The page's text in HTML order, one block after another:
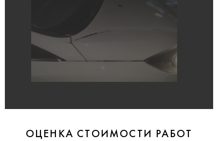
ОЦЕНКА СТОИМОСТИ РАБОТ